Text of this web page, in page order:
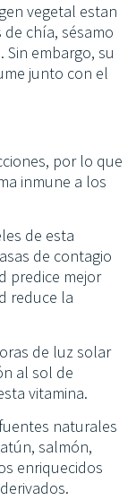
vegetal estan
chía, sésamo
embargo, su
junto con el
por lo que
inmune a los
de esta
de contagio
predice mejor
reduce la
de luz solar
al sol de
vitamina.
naturales
salmón,
enriquecidos